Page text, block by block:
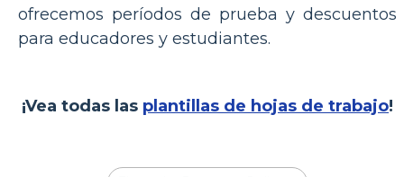
ofrecemos períodos de prueba y descuentos
para educadores y estudiantes.
¡Vea todas las plantillas de hojas de trabajo!